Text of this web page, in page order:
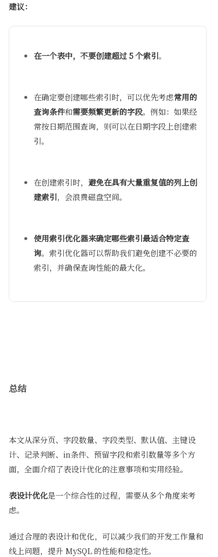
建议：
在一个表中，不要创建超过 5 个索引。
在确定要创建哪些索引时，可以优先考虑常用的
查询条件和需要频繁更新的字段。例如：如果经
常按日期范围查询，则可以在日期字段上创建索
引。
在创建索引时， 避免在具有大量重复值的列上创
建索引，会浪费磁盘空间。
使用索引优化器来确定哪些索引最适合特定查
询。索引优化器可以帮助我们避免创建不必要的
索引，并确保查询性能的最大化。
总结
本文从深分页、字段数量、字段类型、默认值、主键设
计、记录判断、in条件、预留字段和索引数量等多个方
面，全面介绍了表设计优化的注意事项和实用经验。
表设计优化是一个综合性的过程，需要从多个角度来考
虑。
通过合理的表设计和优化，可以减少我们的开发工作量和
线上问题，提升 MySQL 的性能和稳定性。